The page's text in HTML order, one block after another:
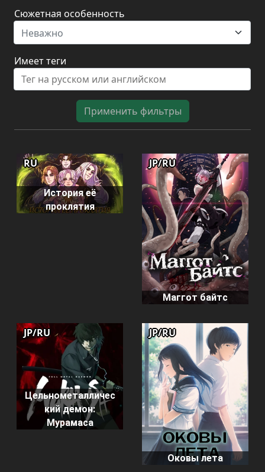
Сюжетная особенность
Неважно
Имеет теги
Применить фильтры
История её
проклятия
RU
Маггот байтс
JP/RU
Цельнометалличес
кий демон:
Мурамаса
JP/RU
Оковы лета
JP/RU